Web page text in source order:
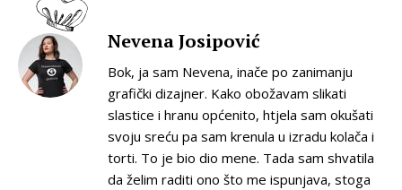
Nevena Josipović
Bok, ja sam Nevena, inače po zanimanju
grafički dizajner. Kako obožavam slikati
slastice i hranu općenito, htjela sam okušati
svoju sreću pa sam krenula u izradu kolača i
torti. To je bio dio mene. Tada sam shvatila
da želim raditi ono što me ispunjava, stoga